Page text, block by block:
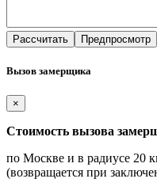
Вызов замерщика
×
Стоимость вызова
по Москве и в радиусе 20
(возвращается при